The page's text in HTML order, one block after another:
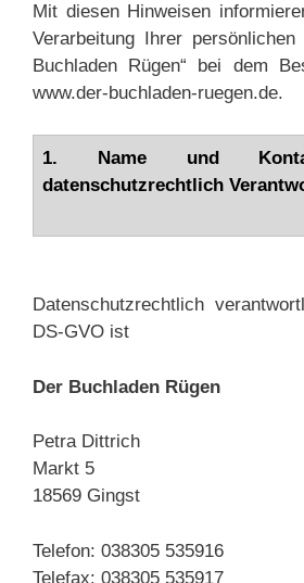
Mit diesen Hinweisen
Verarbeitung Ihrer
Buchladen Rügen“ bei dem
www.der-buchladen-ruegen.de.
1. Name und
datenschutzrechtlich
Datenschutzrechtlich
DS-GVO ist
Der Buchladen Rügen
Petra Dittrich
Markt 5
18569 Gingst
Telefon: 038305 535916
Telefax: 038305 535917